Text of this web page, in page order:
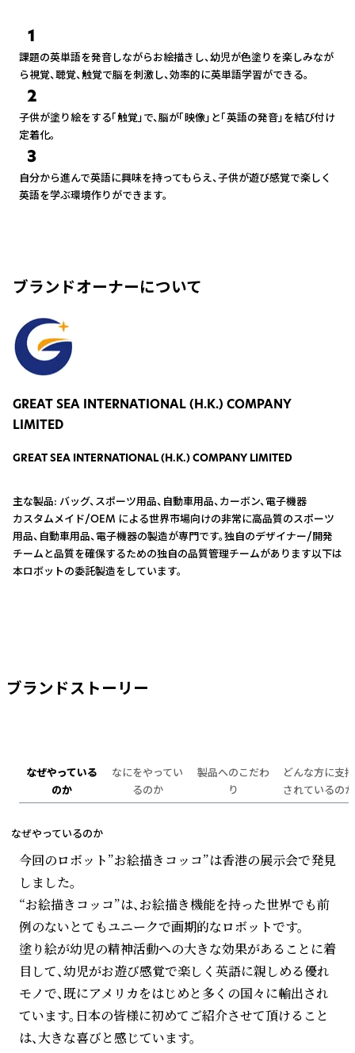
1
課題の英単語を発音しながらお絵描きし、幼児が色塗りを楽しみなが
ら視覚、聴覚、触覚で脳を刺激し、効率的に英単語学習ができる。
2
子供が塗り絵をする「触覚」で、脳が「映像」と「英語の発音」を結び付け
定着化。
3
自分から進んで英語に興味を持ってもらえ、子供が遊び感覚で楽しく
英語を学ぶ環境作りができます。
ブランドオーナーについて
GREAT SEA INTERNATIONAL (H.K.) COMPANY
LIMITED
GREAT SEA INTERNATIONAL (H.K.) COMPANY LIMITED
主な製品: バッグ、スポーツ用品、自動車用品、カーボン、電子機器
カスタムメイド/OEM による世界市場向けの非常に高品質のスポーツ
用品、自動車用品、電子機器の製造が専門です。独自のデザイナー/開発
チームと品質を確保するための独自の品質管理チームがあります以下は
本ロボットの委託製造をしています。
ブランドストーリー
なぜやっている
のか
なにをやってい
るのか
製品へのこだわ
り
どんな方に支持
されているのか
なぜやっているのか
今回のロボット”お絵描きコッコ”は香港の展示会で発見
しました。
“お絵描きコッコ”は、お絵描き機能を持った世界でも前
例のないとてもユニークで画期的なロボットです。
塗り絵が幼児の精神活動への大きな効果があることに着
目して、幼児がお遊び感覚で楽しく英語に親しめる優れ
モノで、既にアメリカをはじめと多くの国々に輸出され
ています。日本の皆様に初めてご紹介させて頂けること
は、大きな喜びと感じています。